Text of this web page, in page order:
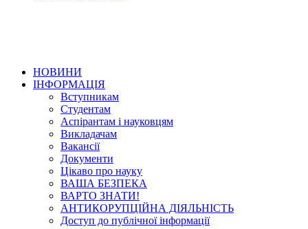
НОВИНИ
ІНФОРМАЦІЯ
Вступникам
Студентам
Аспірантам і науковцям
Викладачам
Вакансії
Документи
Цікаво про науку
ВАША БЕЗПЕКА
ВАРТО ЗНАТИ!
АНТИКОРУПЦІЙНА ДІЯЛЬНІСТЬ
Доступ до публічної інформації